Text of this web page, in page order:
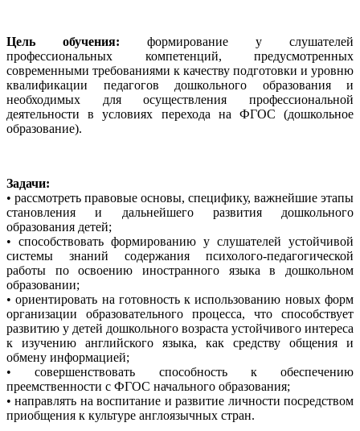
Цель обучения: формирование у слушателей
профессиональных компетенций, предусмотренных
современными требованиями к качеству подготовки и уровню
квалификации педагогов дошкольного образования и
необходимых для осуществления профессиональной
деятельности в условиях перехода на ФГОС (дошкольное
образование).
Задачи:
• рассмотреть правовые основы, специфику, важнейшие этапы
становления и дальнейшего развития дошкольного
образования детей;
• способствовать формированию у слушателей устойчивой
системы знаний содержания психолого-педагогической
работы по освоению иностранного языка в дошкольном
образовании;
• ориентировать на готовность к использованию новых форм
организации образовательного процесса, что способствует
развитию у детей дошкольного возраста устойчивого интереса
к изучению английского языка, как средству общения и
обмену информацией;
• совершенствовать способность к обеспечению
преемственности с ФГОС начального образования;
• направлять на воспитание и развитие личности посредством
приобщения к культуре англоязычных стран.